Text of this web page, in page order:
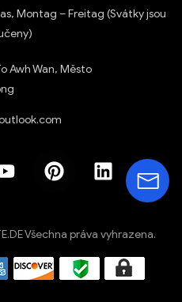
Montag – Freitag (Svátky jsou
Awh Wan, Město
Všechna práva vyhrazena.